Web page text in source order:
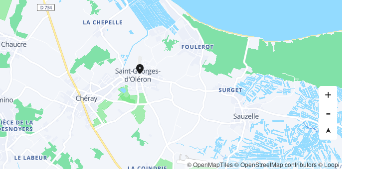
© OpenMapTiles© OpenStreetMap contributors© Loopi